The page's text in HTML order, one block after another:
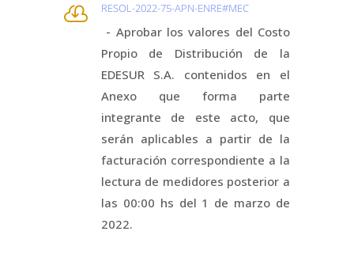
 RESOL-2022-75-APN-ENRE#MEC
- Aprobar los valores del Costo
Propio de Distribución de la
EDESUR S.A. contenidos en el
Anexo que forma parte
integrante de este acto, que
serán aplicables a partir de la
facturación correspondiente a la
lectura de medidores posterior a
las 00:00 hs del 1 de marzo de
2022.